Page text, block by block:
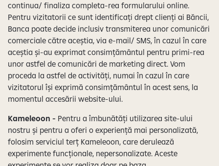
continua/ finaliza completa-rea formularului online.
Pentru vizitatorii ce sunt identificați drept clienți ai Băncii,
Banca poate decide inclusiv transmiterea unor comunicări
comerciale către aceștia, via e-mail/ SMS, în cazul în care
aceștia și-au exprimat consimțământul pentru primi-rea
unor astfel de comunicări de marketing direct. Vom
proceda la astfel de activități, numai în cazul în care
vizitatorul își exprimă consimțământul în acest sens, la
momentul accesării website-ului.
Kameleoon - Pentru a îmbunătăți utilizarea site-ului
nostru și pentru a oferi o experiență mai personalizată,
folosim serviciul terț Kameleoon, care derulează
experimente funcționale, nepersonalizate. Aceste